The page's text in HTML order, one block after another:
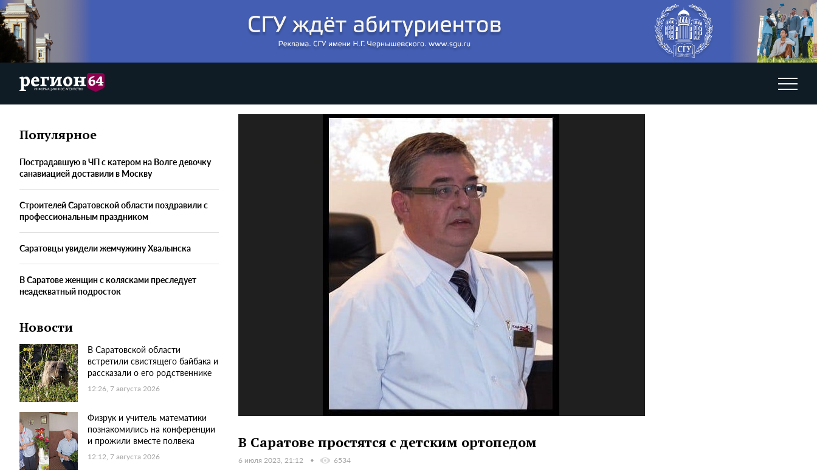
Популярное
Пострадавшую в ЧП с катером на Волге девочку
санавиацией доставили в Москву
Строителей Саратовской области поздравили с
профессиональным праздником
Саратовцы увидели жемчужину Хвалынска
В Саратове женщин с колясками преследует
неадекватный подросток
Новости
В Саратовской области
встретили свистящего байбака и
рассказали о его родственнике
12:26, 7 августа 2026
Физрук и учитель математики
познакомились на конференции
и прожили вместе полвека
12:12, 7 августа 2026
В Саратове простятся с детским ортопедом
6 июля 2023, 21:12 6534